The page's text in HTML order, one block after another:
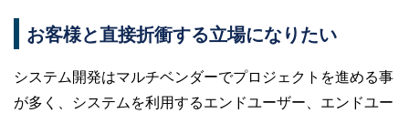
お客様と直接折衝する立場になりたい
システム開発はマルチベンダーでプロジェクトを進める事
が多く、システムを利用するエンドユーザー、エンドユー